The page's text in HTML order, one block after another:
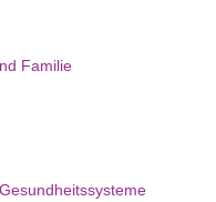
Familie